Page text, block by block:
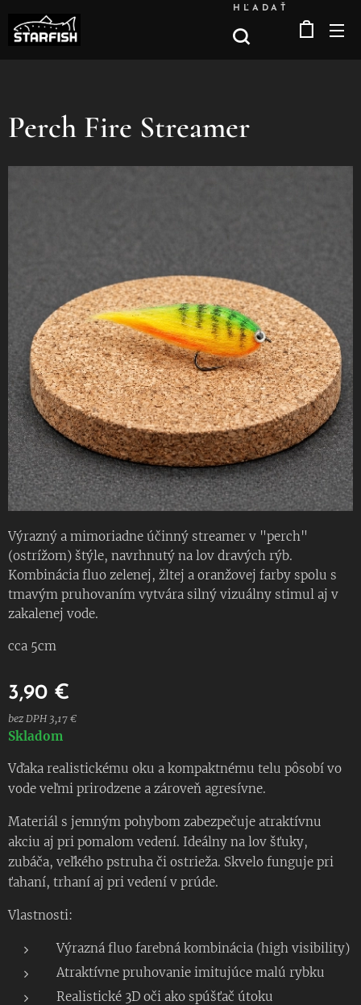
HĽADAŤ
Perch Fire Streamer
Výrazný a mimoriadne účinný streamer v "perch"
(ostrížom) štýle, navrhnutý na lov dravých rýb.
Kombinácia fluo zelenej, žltej a oranžovej farby spolu s
tmavým pruhovaním vytvára silný vizuálny stimul aj v
zakalenej vode.
cca 5cm
3,90 €
bez DPH 3,17 €
Skladom
Vďaka realistickému oku a kompaktnému telu pôsobí vo
vode veľmi prirodzene a zároveň agresívne.
Materiál s jemným pohybom zabezpečuje atraktívnu
akciu aj pri pomalom vedení. Ideálny na lov šťuky,
zubáča, veľkého pstruha či ostrieža. Skvelo funguje pri
ťahaní, trhaní aj pri vedení v prúde.
Vlastnosti:
Výrazná fluo farebná kombinácia (high visibility)
Atraktívne pruhovanie imitujúce malú rybku
Realistické 3D oči ako spúšťač útoku